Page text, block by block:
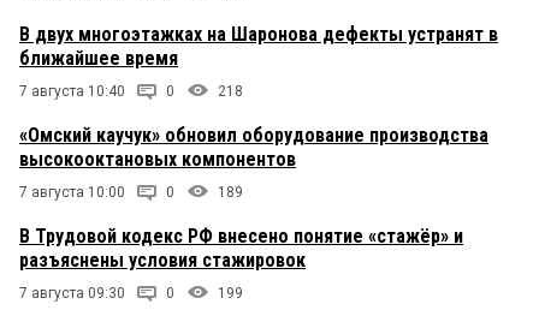
В двух многоэтажках на Шаронова дефекты устранят в
ближайшее время
7 августа 10:40 0 218
«Омский каучук» обновил оборудование производства
высокооктановых компонентов
7 августа 10:00 0 189
В Трудовой кодекс РФ внесено понятие «стажёр» и
разъяснены условия стажировок
7 августа 09:30 0 199